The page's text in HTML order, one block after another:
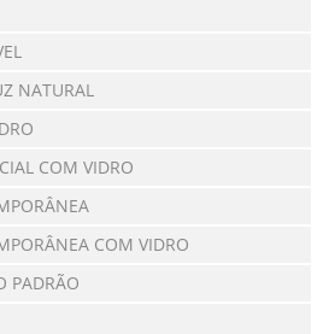
NATURAL
COM VIDRO
COM VIDRO
PADRÃO